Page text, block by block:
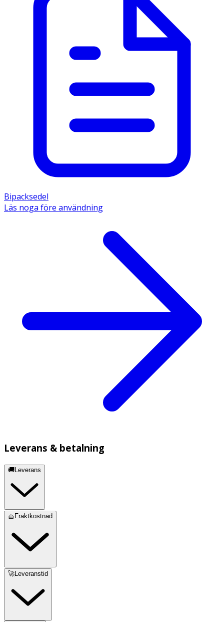
Bipacksedel
Läs noga före användning
Leverans & betalning
🚚Leverans
🧺Fraktkostnad
🚀Leveranstid